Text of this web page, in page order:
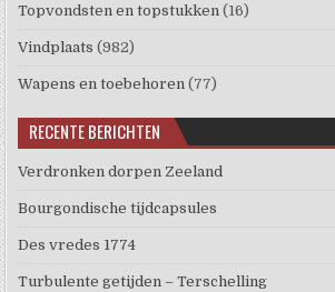
Topvondsten en topstukken (16)
Vindplaats (982)
Wapens en toebehoren (77)
RECENTE BERICHTEN
Verdronken dorpen Zeeland
Bourgondische tijdcapsules
Des vredes 1774
Turbulente getijden – Terschelling